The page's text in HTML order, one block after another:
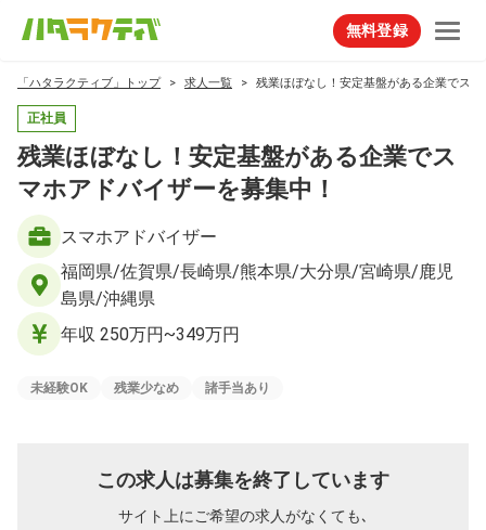
無料登録
「ハタラクティブ」トップ 求人一覧 残業ほぼなし！安定基盤がある企業でス
正社員
残業ほぼなし！安定基盤がある企業でス
マホアドバイザーを募集中！
スマホアドバイザー
福岡県/佐賀県/長崎県/熊本県/大分県/宮崎県/鹿児
島県/沖縄県
年収 250万円~349万円
未経験OK 残業少なめ 諸手当あり
この求人は募集を終了しています
サイト上にご希望の求人がなくても､